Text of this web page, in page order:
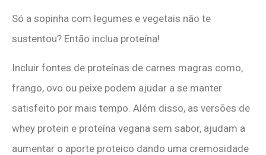
Só a sopinha com legumes e vegetais não te
sustentou? Então inclua proteína!
Incluir fontes de proteínas de carnes magras como,
frango, ovo ou peixe podem ajudar a se manter
satisfeito por mais tempo. Além disso, as versões de
whey protein e proteína vegana sem sabor, ajudam a
aumentar o aporte proteico dando uma cremosidade